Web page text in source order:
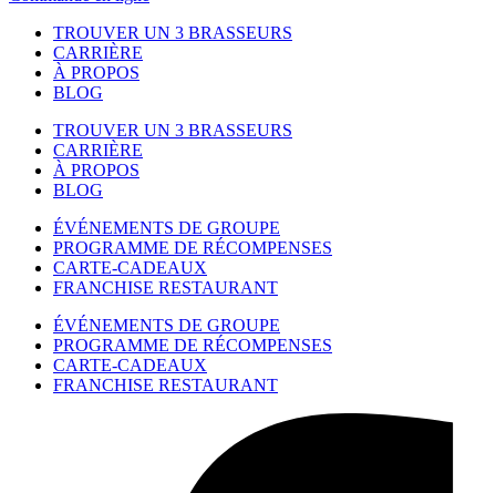
TROUVER UN 3 BRASSEURS
CARRIÈRE
À PROPOS
BLOG
TROUVER UN 3 BRASSEURS
CARRIÈRE
À PROPOS
BLOG
ÉVÉNEMENTS DE GROUPE
PROGRAMME DE RÉCOMPENSES
CARTE-CADEAUX
FRANCHISE RESTAURANT
ÉVÉNEMENTS DE GROUPE
PROGRAMME DE RÉCOMPENSES
CARTE-CADEAUX
FRANCHISE RESTAURANT